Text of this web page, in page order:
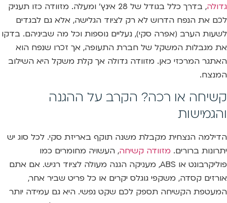
גדולה
, בדרך כלל בגודל של 28 אינץ’ ומעלה. מזוודה כזו תעניק
לכם את הנפח הדרוש לא רק לציוד הגלישה, אלא גם לבגדים
לשעות הערב (אפרה סקי), נעליים נוספות וכל מה שביניהם. בדקו
את מגבלות המשקל של חברת התעופה, אך זכרו שנפח הוא
האתגר המרכזי כאן. מזוודה גדולה אך קלת משקל היא השילוב
המנצח.
קשיחה או רכה? הקרב על ההגנה
והגמישות
הדילמה הנצחית מקבלת משנה תוקף באריזת סקי. לכל סוג יש
יתרונות ברורים. מזוודה קשיחה, העשויה מחומרים כמו
פוליקרבונט או ABS, מעניקה הגנה מעולה לציוד רגיש. אם אתם
אורזים קסדה, משקפי גוגלס יקרים או כל פריט שביר אחר,
המעטפת הקשיחה תספק לכם שקט נפשי. היא גם עמידה יותר